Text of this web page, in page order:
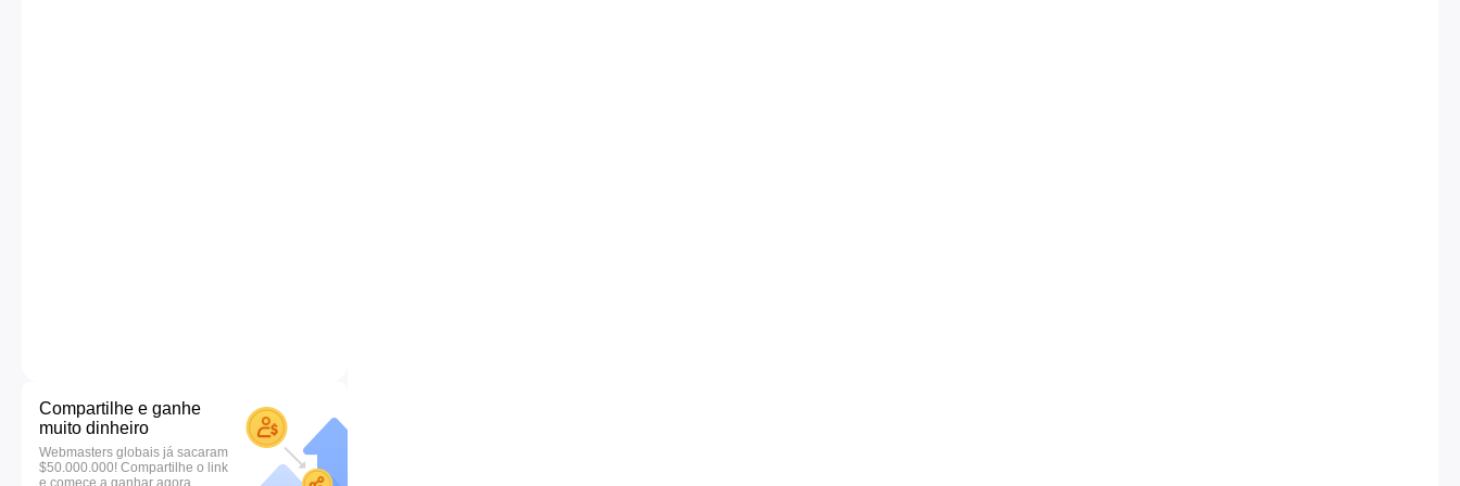
Compartilhe e ganhe
muito dinheiro
Webmasters globais já sacaram
$50.000.000! Compartilhe o link
e comece a ganhar agora.